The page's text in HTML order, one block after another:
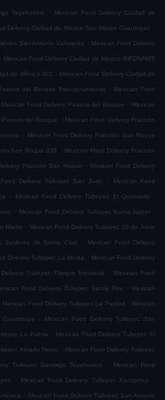
Teyahualco . Mexican Food Delivery Ciudad de
Delivery Ciudad de México San Mateo Cuautepec .
San Antonio Xahuento . Mexican Food Delivery
. Mexican Food Delivery Ciudad de México INFONAVIT
de México 001 . Mexican Food Delivery Ciudad de
del Bosque Fraccionamiento . Mexican Food
Mexican Food Delivery Paseos del Bosque . Mexican
del Bosque . Mexican Food Delivery Fracción
. Mexican Food Delivery Fracción San Roque
San Roque 038 . Mexican Food Delivery Fracción
Fracción San Roque . Mexican Food Delivery
Delivery Tultepec San Juan . Mexican Food
. Mexican Food Delivery Tultepec El Quemado .
. Mexican Food Delivery Tultepec Santa Isabel .
Martin . Mexican Food Delivery Tultepec 10 de Junio
Jardines de Santa Cruz . Mexican Food Delivery
Delivery Tultepec La Morita . Mexican Food Delivery
Tultepec Parque Industrial . Mexican Food
Food Delivery Tultepec Santa Rita . Mexican
Mexican Food Delivery Tultepec La Piedad . Mexican
. Mexican Food Delivery Tultepec San
La Palma . Mexican Food Delivery Tultepec El
Amado Nervo . Mexican Food Delivery Tultepec
Tultepec Santiago Teyahualco . Mexican Food
. Mexican Food Delivery Tultepec Xacopinca .
. Mexican Food Delivery Tultepec San Antonio